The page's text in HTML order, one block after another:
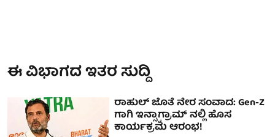
ಈ ವಿಭಾಗದ ಇತರ ಸುದ್ದಿ
ರಾಹುಲ್ ಜೊತೆ ನೇರ ಸಂವಾದ: Gen-Z
ಗಾಗಿ ಇನ್ಸ್ಟಾಗ್ರಾಮ್ ನಲ್ಲಿ ಹೊಸ
ಕಾರ್ಯಕ್ರಮ ಆರಂಭ!